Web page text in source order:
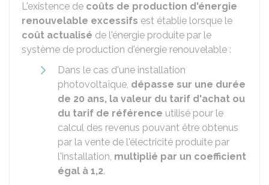
L'existence de coûts de production d'énergie
renouvelable excessifs est établie lorsque le
coût actualisé de l'énergie produite par le
système de production d'énergie renouvelable :
Dans le cas d'une installation
photovoltaïque, dépasse sur une durée
de 20 ans, la valeur du tarif d'achat ou
du tarif de référence utilisé pour le
calcul des revenus pouvant être obtenus
par la vente de l'électricité produite par
l'installation, multiplié par un coefficient
égal à 1,2.